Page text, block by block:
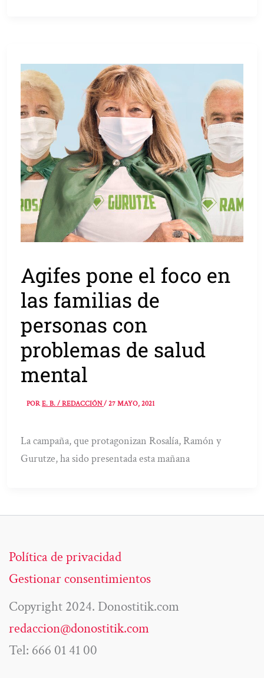
Agifes pone el foco en
las familias de
personas con
problemas de salud
mental
PORE. B. / REDACCIÓN/27 MAYO, 2021
La campaña, que protagonizan Rosalía, Ramón y
Gurutze, ha sido presentada esta mañana
Política de privacidad
Gestionar consentimientos
Copyright 2024. Donostitik.com
redaccion@donostitik.com
Tel: 666 01 41 00